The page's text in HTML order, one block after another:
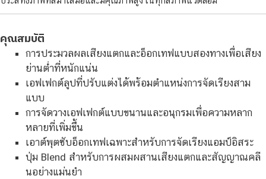
คุณสมบัติ
การประมวลผลเสียงแตกและอ็อกเทฟแบบสองทางเพื่อเสียง
ย่านต่ำที่หนักแน่น
เอฟเฟกต์ลูปที่ปรับแต่งได้พร้อมตำแหน่งการจัดเรียงสาม
แบบ
การจัดวางเอฟเฟกต์แบบขนานและอนุกรมเพื่อความหลาก
หลายที่เพิ่มขึ้น
เอาต์พุตซับอ็อกเทฟเฉพาะสำหรับการจัดเรียงแอมป์อิสระ
ปุ่ม Blend สำหรับการผสมผสานเสียงแตกและสัญญาณคลี
นอย่างแม่นยำ